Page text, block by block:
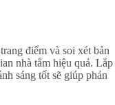
điểm và soi xét bản
nhà tắm hiệu quả. Lắp
sáng tốt sẽ giúp phản